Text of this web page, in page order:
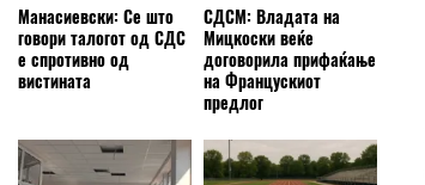
Манасиевски: Се што
говори талогот од СДС
е спротивно од
вистината
СДСМ: Владата на
Мицкоски веќе
договорила прифаќање
на Францускиот
предлог